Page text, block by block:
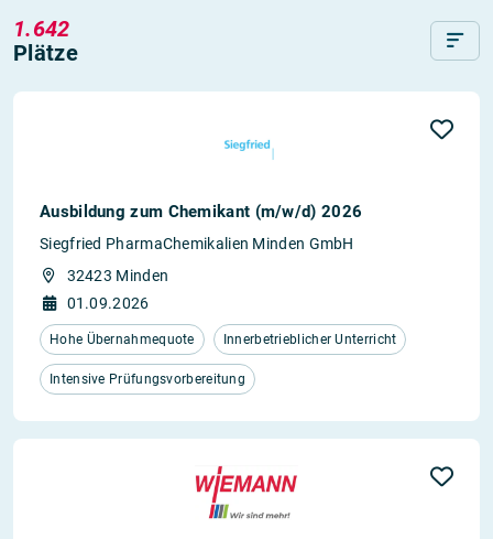
1.642
Plätze
Ausbildung zum Chemikant (m/w/d) 2026
Siegfried PharmaChemikalien Minden GmbH
32423 Minden
01.09.2026
Hohe Übernahmequote Innerbetrieblicher Unterricht
Intensive Prüfungsvorbereitung